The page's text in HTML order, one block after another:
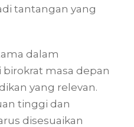
tantangan yang
dalam
masa depan
yang relevan.
tinggi dan
disesuaikan